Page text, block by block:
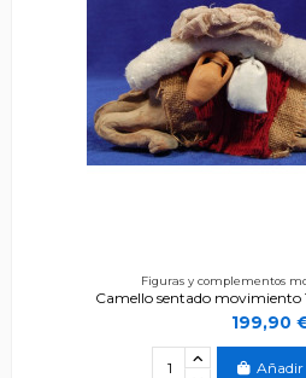
Figuras y complementos
Camello sentado
199,90